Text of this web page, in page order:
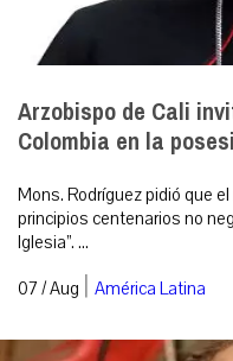
Arzobispo de Cali
Colombia en la
Mons. Rodríguez pidió que
principios centenarios no
Iglesia”. ...
07 / Aug | América Latina